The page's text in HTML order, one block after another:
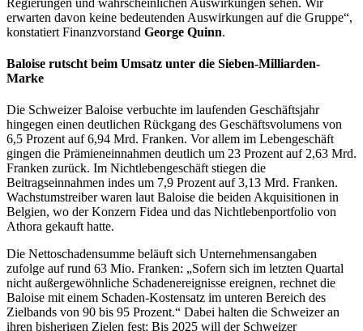
erwarten davon keine bedeutenden Auswirkungen auf die Gruppe“,
konstatiert Finanzvorstand George Quinn.
Baloise rutscht beim Umsatz unter die Sieben-Milliarden-
Marke
Die Schweizer Baloise verbuchte im laufenden Geschäftsjahr
hingegen einen deutlichen Rückgang des Geschäftsvolumens von
6,5 Prozent auf 6,94 Mrd. Franken. Vor allem im Lebengeschäft
gingen die Prämieneinnahmen deutlich um 23 Prozent auf 2,63 Mrd.
Franken zurück. Im Nichtlebengeschäft stiegen die
Beitragseinnahmen indes um 7,9 Prozent auf 3,13 Mrd. Franken.
Wachstumstreiber waren laut Baloise die beiden Akquisitionen in
Belgien, wo der Konzern Fidea und das Nichtlebenportfolio von
Athora gekauft hatte.
Die Nettoschadensumme beläuft sich Unternehmensangaben
zufolge auf rund 63 Mio. Franken: „Sofern sich im letzten Quartal
nicht außergewöhnliche Schadenereignisse ereignen, rechnet die
Baloise mit einem Schaden-Kostensatz im unteren Bereich des
Zielbands von 90 bis 95 Prozent.“ Dabei halten die Schweizer an
ihren bisherigen Zielen fest: Bis 2025 will der Schweizer